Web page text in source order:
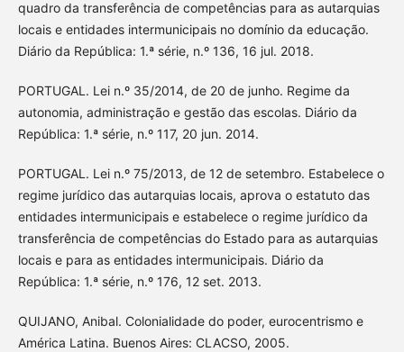
quadro da transferência de competências para as autarquias
locais e entidades intermunicipais no domínio da educação.
Diário da República: 1.ª série, n.º 136, 16 jul. 2018.
PORTUGAL. Lei n.º 35/2014, de 20 de junho. Regime da
autonomia, administração e gestão das escolas. Diário da
República: 1.ª série, n.º 117, 20 jun. 2014.
PORTUGAL. Lei n.º 75/2013, de 12 de setembro. Estabelece o
regime jurídico das autarquias locais, aprova o estatuto das
entidades intermunicipais e estabelece o regime jurídico da
transferência de competências do Estado para as autarquias
locais e para as entidades intermunicipais. Diário da
República: 1.ª série, n.º 176, 12 set. 2013.
QUIJANO, Anibal. Colonialidade do poder, eurocentrismo e
América Latina. Buenos Aires: CLACSO, 2005.